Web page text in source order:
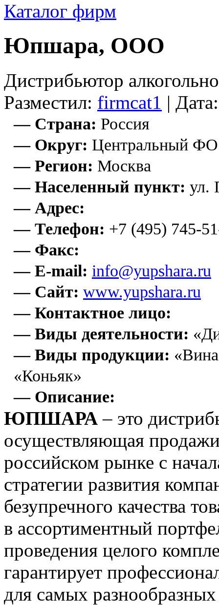
Каталог фирм
Юпшара, ООО
Дистрибьютор
Разместил: firmcat1 |
— Страна: Россия
— Округ: Центральный ФО
— Регион: Москва
— Населенный пункт: ул.
— Адрес:
— Телефон: +7 (495) 745-
— Факс:
— E-mail: info@yupshara.ru
— Сайт: www.yupshara.ru
— Контактное лицо:
— Виды деятельности:
— Виды продукции:
«Коньяк»
— Описание:
ЮПШАРА – это
осуществляющая
российском рынке с
стратегии развития
безупречного качества
в ассортиментный
проведения целого
гарантирует
для самых